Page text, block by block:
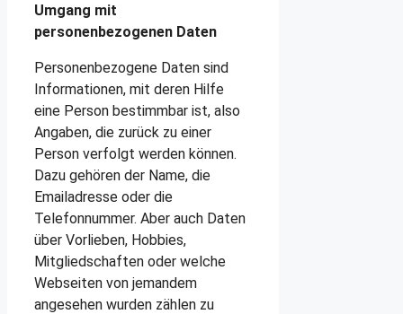
Umgang mit
personenbezogenen Daten
Personenbezogene Daten sind
Informationen, mit deren Hilfe
eine Person bestimmbar ist, also
Angaben, die zurück zu einer
Person verfolgt werden können.
Dazu gehören der Name, die
Emailadresse oder die
Telefonnummer. Aber auch Daten
über Vorlieben, Hobbies,
Mitgliedschaften oder welche
Webseiten von jemandem
angesehen wurden zählen zu